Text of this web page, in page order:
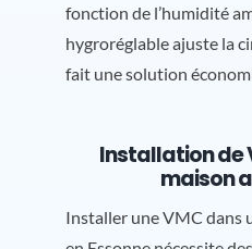
fonction de l’humidité
hygroréglable ajuste la
fait une solution
Installation de
maison
Installer une VMC dans